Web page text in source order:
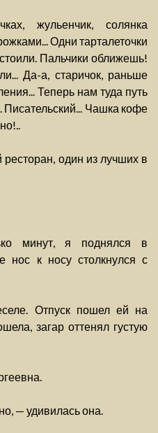
жульенчик, солянка
Одни тарталеточки
Пальчики оближешь!
Да-а, старичок, раньше
Теперь нам туда путь
Писательский... Чашка кофе
один из лучших в
минут, я поднялся в
нос к носу столкнулся с
Отпуск пошел ей на
загар оттенял густую
— удивилась она.